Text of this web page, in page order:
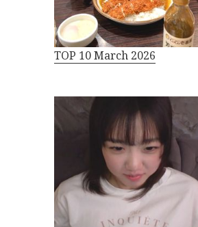
TOP 10 March 2026